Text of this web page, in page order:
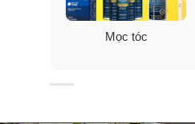
Tóc rụng rất nhiều mỗi
Lộ vùng da đầu do
Mọc tóc